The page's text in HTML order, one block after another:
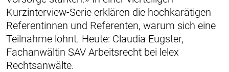
Kurzinterview-Serie erklären die hochkarätigen
Referentinnen und Referenten, warum sich eine
Teilnahme lohnt. Heute: Claudia Eugster,
Fachanwältin SAV Arbeitsrecht bei lelex
Rechtsanwälte.